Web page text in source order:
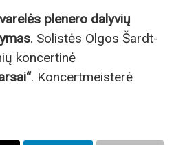
plenero dalyvių
. Solistės Olgos Šardt-
koncertinė
. Koncertmeisterė